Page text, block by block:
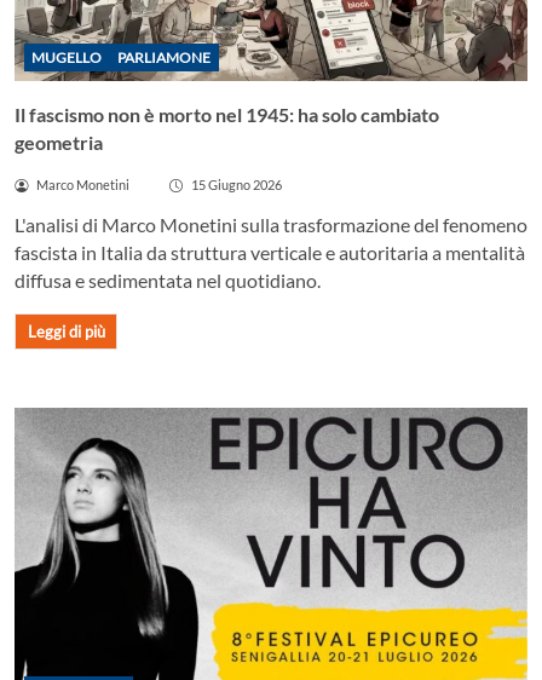
MUGELLO PARLIAMONE
Il fascismo non è morto nel 1945: ha solo cambiato
geometria
Marco Monetini 15 Giugno 2026
L'analisi di Marco Monetini sulla trasformazione del fenomeno
fascista in Italia da struttura verticale e autoritaria a mentalità
diffusa e sedimentata nel quotidiano.
Leggi di più